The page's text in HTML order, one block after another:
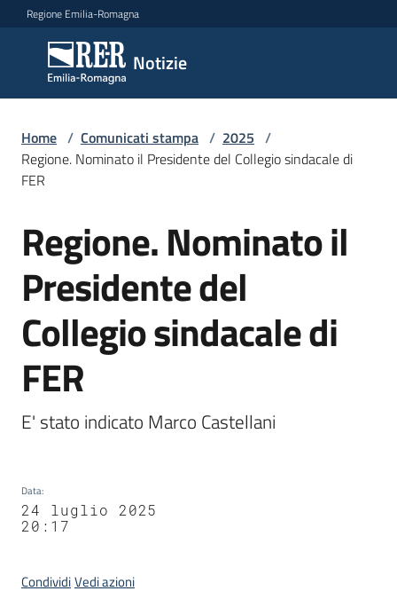
Vai al contenuto
Vai alla navigazione
Vai al footer
Regione Emilia-Romagna
Notizie
Notizie
Comunicati
stampa
Menu selezionato
un
comunicato
Risorse
Agenzia
di
comunicazione
Seguici
Home / Comunicati stampa / 2025 /
Regione. Nominato il Presidente del Collegio sindacale di
FER
Salta al contenuto
Regione. Nominato il
Presidente del
Collegio sindacale di
FER
E' stato indicato Marco Castellani
Data:
24 luglio 2025
20:17
CondividiVedi azioni